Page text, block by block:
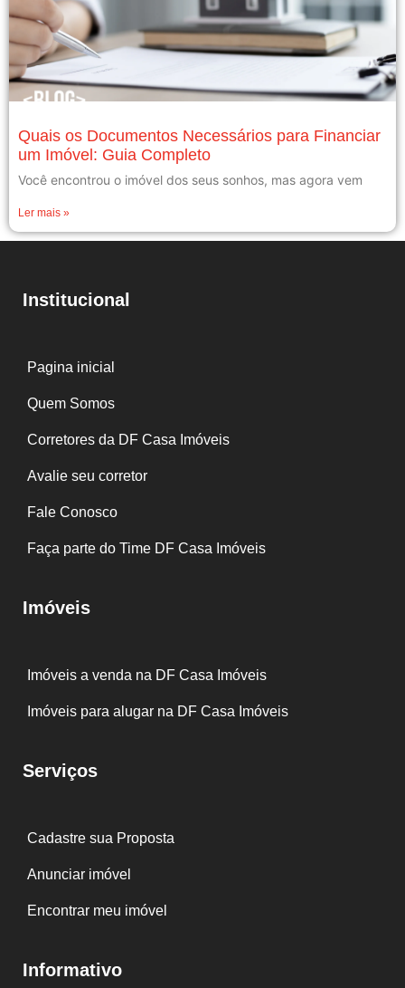
Quais os Documentos Necessários para Financiar
um Imóvel: Guia Completo
Você encontrou o imóvel dos seus sonhos, mas agora vem
Ler mais »
Institucional
Pagina inicial
Quem Somos
Corretores da DF Casa Imóveis
Avalie seu corretor
Fale Conosco
Faça parte do Time DF Casa Imóveis
Imóveis
Imóveis a venda na DF Casa Imóveis
Imóveis para alugar na DF Casa Imóveis
Serviços
Cadastre sua Proposta
Anunciar imóvel
Encontrar meu imóvel
Informativo